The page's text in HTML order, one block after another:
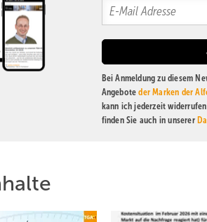
Bei Anmeldung zu diesem
Angeboteder Marken der
kann ich jederzeit
finden Sie auch in unserer